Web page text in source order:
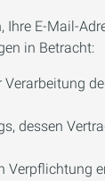
E-Mail-
in Betracht:
dessen
Verpflichtung